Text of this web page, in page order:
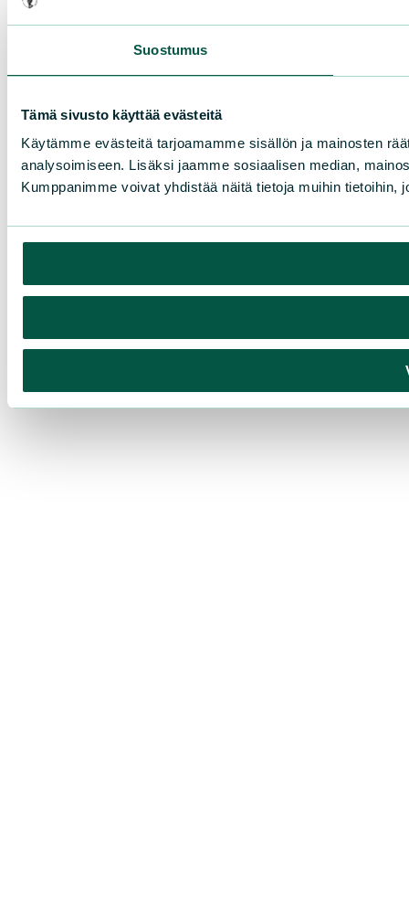
Suostumus
Tämä sivusto käyttää evästeitä
Käytämme evästeitä tarjoamamme sisällön ja mainosten
analysoimiseen. Lisäksi jaamme sosiaalisen median,
Kumppanimme voivat yhdistää näitä tietoja muihin tietoihin,